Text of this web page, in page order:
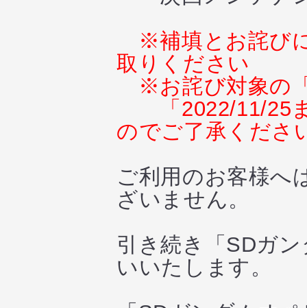
※補填とお詫び
取りください
※お詫び対象の
「2022/11/
のでご了承くださ
ご利用のお客様へ
ざいません。
引き続き「SDガ
いいたします。